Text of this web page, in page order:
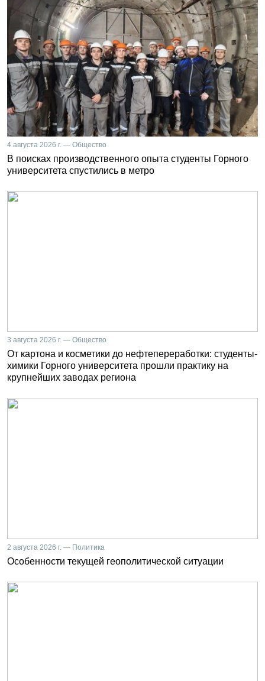
4 августа 2026 г. — Общество
В поисках производственного опыта студенты Горного
университета спустились в метро
3 августа 2026 г. — Общество
От картона и косметики до нефтепереработки: студенты-
химики Горного университета прошли практику на
крупнейших заводах региона
2 августа 2026 г. — Политика
Особенности текущей геополитической ситуации